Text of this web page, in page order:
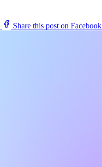
Share this post on Facebook